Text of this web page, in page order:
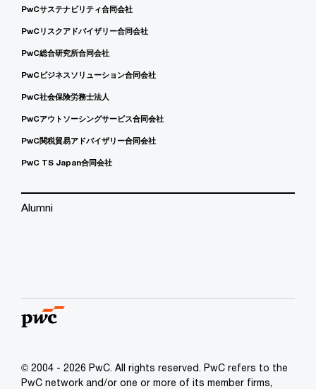
PwCサステナビリティ合同会社
PwCリスクアドバイザリー合同会社
PwC総合研究所合同会社
PwCビジネスソリューション合同会社
PwC社会保険労務士法人
PwCアウトソーシングサービス合同会社
PwC関税貿易アドバイザリー合同会社
PwC TS Japan合同会社
Alumni
© 2004 - 2026 PwC. All rights reserved. PwC refers to the
PwC network and/or one or more of its member firms,